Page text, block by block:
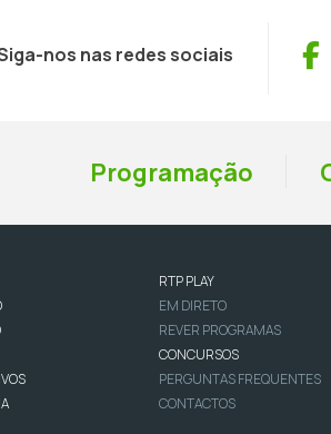
nos nas redes sociais
Programação
RTP PLAY
EM DIRETO
REVER PROGRAMAS
CONCURSOS
PERGUNTAS FREQUENTES
CONTACTOS